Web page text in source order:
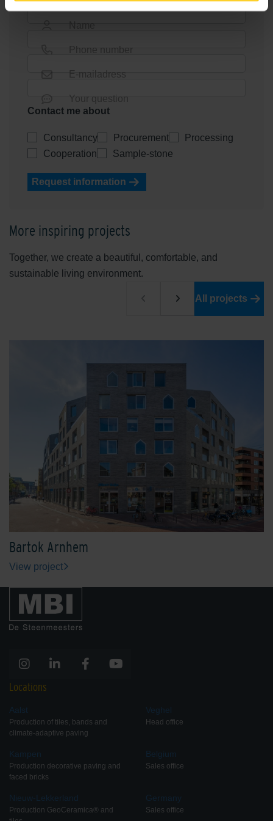
Phone number
E-mailadress
Your question
Contact me about
Consultancy Procurement
Processing
Cooperation
Sample-stone
Request information
More inspiring projects
Together, we create a beautiful, comfortable, and
sustainable living environment.
All projects
Bartok Arnhem
View project
Locations
Aalst
Production of tiles, bands and
climate-adaptive paving
Kampen
Production decorative paving and
faced bricks
Nieuw-Lekkerland
Production GeoCeramica® and
Veghel
Head office
Belgium
Sales office
Germany
Sales office